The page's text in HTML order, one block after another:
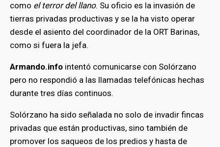
como el terror del llano. Su oficio es la invasión de
tierras privadas productivas y se la ha visto operar
desde el asiento del coordinador de la ORT Barinas,
como si fuera la jefa.
Armando.info intentó comunicarse con Solórzano
pero no respondió a las llamadas telefónicas hechas
durante tres días continuos.
Solórzano ha sido señalada no solo de invadir fincas
privadas que están productivas, sino también de
promover los saqueos de los predios y hasta de